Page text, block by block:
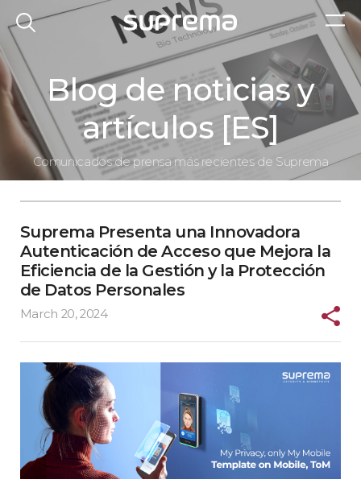
Blog de noticias y
artículos [ES]
Comunicados de prensa más recientes de Suprema
Suprema Presenta una Innovadora
Autenticación de Acceso que Mejora la
Eficiencia de la Gestión y la Protección
de Datos Personales
March 20, 2024